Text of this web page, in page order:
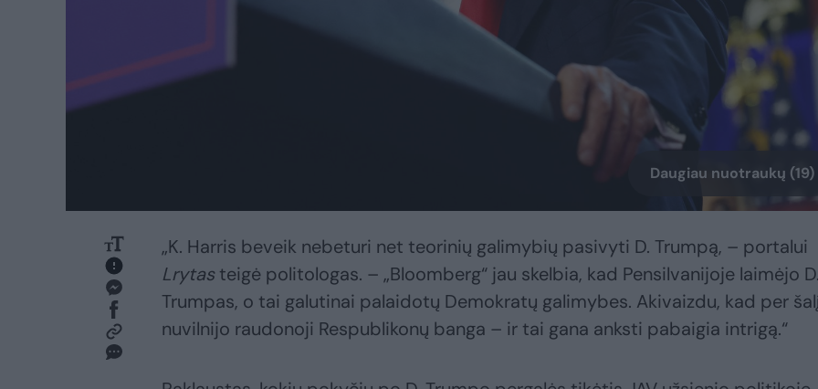
Daugiau nuotraukų (19)
„K. Harris beveik nebeturi net teorinių galimybių pasivyti D. Trumpą, – portalui
Lrytasteigė politologas. – „Bloomberg“ jau skelbia, kad Pensilvanijoje laimėjo D.
Trumpas, o tai galutinai palaidotų Demokratų galimybes. Akivaizdu, kad per šalį
nuvilnijo raudonoji Respublikonų banga – ir tai gana anksti pabaigia intrigą.“